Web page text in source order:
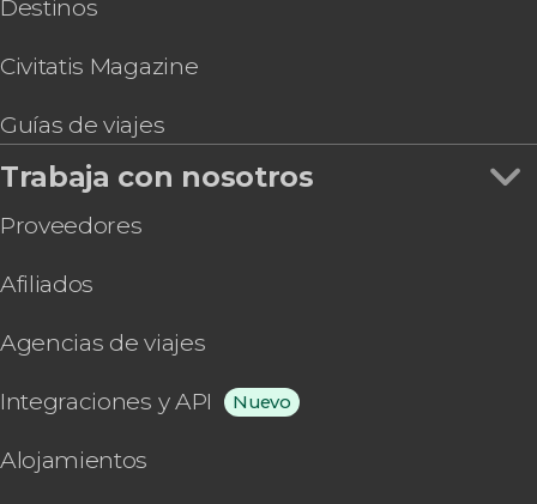
Destinos
Civitatis Magazine
Guías de viajes
Trabaja con nosotros
Proveedores
Afiliados
Agencias de viajes
Integraciones y API Nuevo
Alojamientos